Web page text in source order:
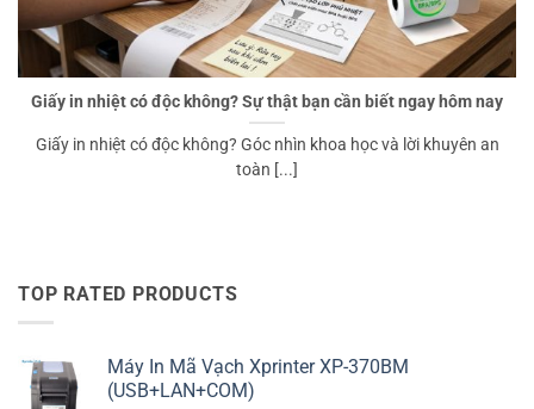
Giấy in nhiệt có độc không? Sự thật bạn cần biết ngay hôm nay
Giấy in nhiệt có độc không? Góc nhìn khoa học và lời khuyên an
toàn [...]
TOP RATED PRODUCTS
Máy In Mã Vạch Xprinter XP-370BM
(USB+LAN+COM)